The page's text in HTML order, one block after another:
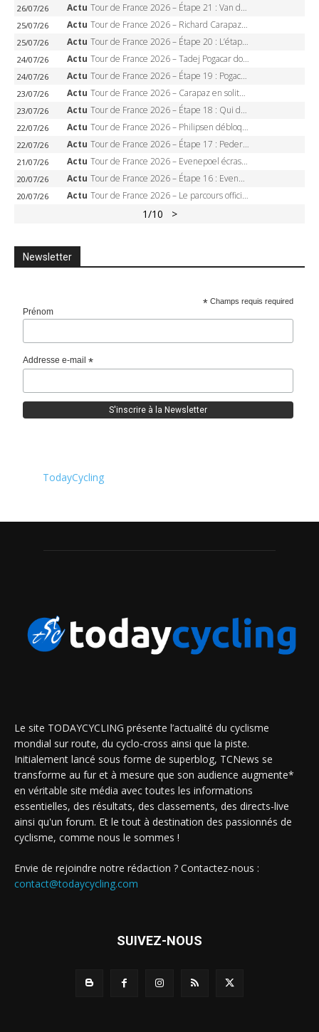
26/07/26 Actu Tour de France 2026 – Étape 21 : Van der Poel, Pogacar, qui succédera à Wout van Aert sur les Champs-Elysées ?
25/07/26 Actu Tour de France 2026 – Richard Carapaz roi des Alpes, doublé et maillot à pois, Seixas perd le podium
25/07/26 Actu Tour de France 2026 – Étape 20 : L’étape reine, Galibier, Sarenne, Alpe d’Huez, qui succédera à Pogacar ?
24/07/26 Actu Tour de France 2026 – Tadej Pogacar dompte l’Alpe d’Huez, 5e victoire, record de Pantani pulvérisé
24/07/26 Actu Tour de France 2026 – Étape 19 : Pogacar peut-il enfin dompter l’Alpe d’Huez ?
23/07/26 Actu Tour de France 2026 – Carapaz en solitaire à Orcières-Merlette, Paret-Peintre à un point du maillot à pois
23/07/26 Actu Tour de France 2026 – Étape 18 : Qui domptera Orcières-Merlette, première marche vers l’Alpe d’Huez ?
22/07/26 Actu Tour de France 2026 – Philipsen débloque son compteur à Voiron, Pedersen en danger pour le maillot vert
22/07/26 Actu Tour de France 2026 – Étape 17 : Pedersen peut-il verrouiller le maillot vert à Voiron ?
21/07/26 Actu Tour de France 2026 – Evenepoel écrase le chrono d’Évian, Seixas 4e, Lipowitz abandonne
20/07/26 Actu Tour de France 2026 – Étape 16 : Evenepoel, Pogacar, Ganna… qui domptera le chrono d’Évian pour redessiner le podium ?
20/07/26 Actu Tour de France 2026 – Le parcours officiel complet : 21 étapes, profils, carte et dates
1/10 >
Newsletter
* Champs requis required
Prénom
Addresse e-mail*
TodayCycling
Le site TODAYCYCLING présente l’actualité du cyclisme
mondial sur route, du cyclo-cross ainsi que la piste.
Initialement lancé sous forme de superblog, TCNews se
transforme au fur et à mesure que son audience augmente*
en véritable site média avec toutes les informations
essentielles, des résultats, des classements, des directs-live
ainsi qu'un forum. Et le tout à destination des passionnés de
cyclisme, comme nous le sommes !
Envie de rejoindre notre rédaction ? Contactez-nous :
contact@todaycycling.com
SUIVEZ-NOUS